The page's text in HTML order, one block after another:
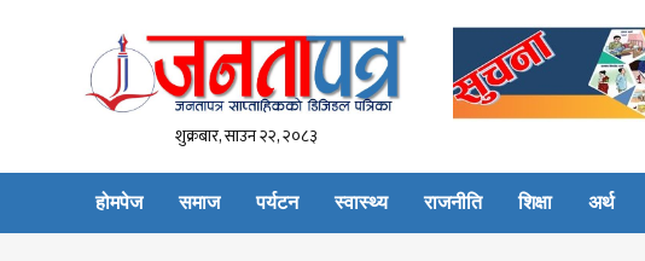
शुक्रबार, साउन २२, २०८३
होमपेज समाज पर्यटन स्वास्थ्य राजनीति शिक्षा अर्थ